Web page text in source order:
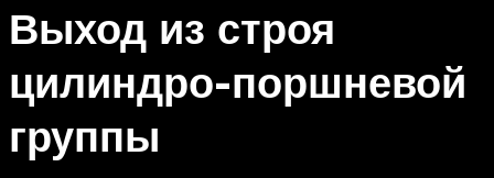
Выход из строя
цилиндро-поршневой
группы